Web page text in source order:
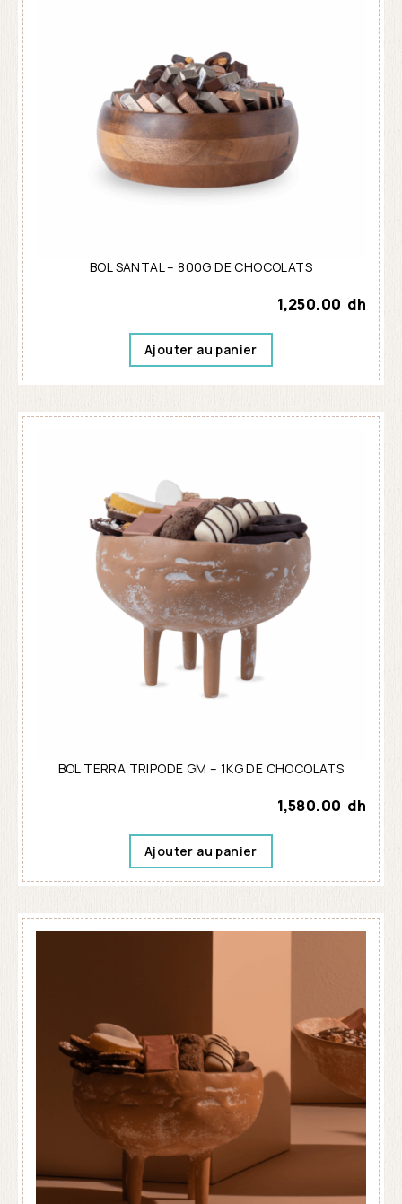
BOL SANTAL – 800G DE CHOCOLATS
1,250.00 dh
Ajouter au panier
BOL TERRA TRIPODE GM – 1KG DE CHOCOLATS
1,580.00 dh
Ajouter au panier